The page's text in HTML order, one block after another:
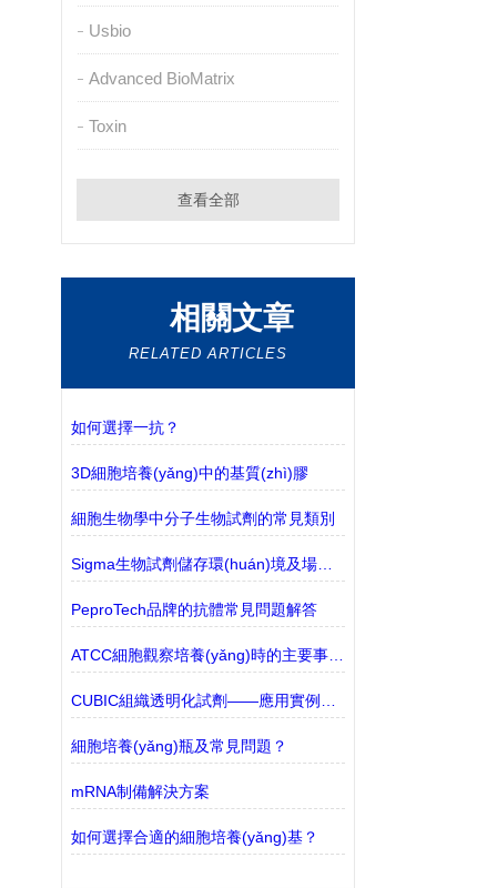
Usbio
Advanced BioMatrix
Toxin
查看全部
相關文章
RELATED ARTICLES
如何選擇一抗？
3D細胞培養(yǎng)中的基質(zhì)膠
細胞生物學中分子生物試劑的常見類別
Sigma生物試劑儲存環(huán)境及場所解析
PeproTech品牌的抗體常見問題解答
ATCC細胞觀察培養(yǎng)時的主要事項說明
細胞培養(yǎng)瓶及常見問題？
mRNA制備解決方案
如何選擇合適的細胞培養(yǎng)基？